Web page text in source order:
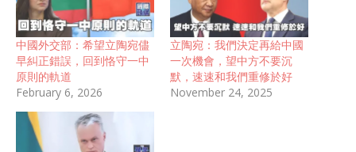
中國外交部：希望立陶宛儘
早糾正錯誤，回到恪守一中
原則的軌道
February 6, 2026
立陶宛：我們決定再給中國
一次機會，望中方不要沉
默，速速和我們重修於好
November 24, 2025